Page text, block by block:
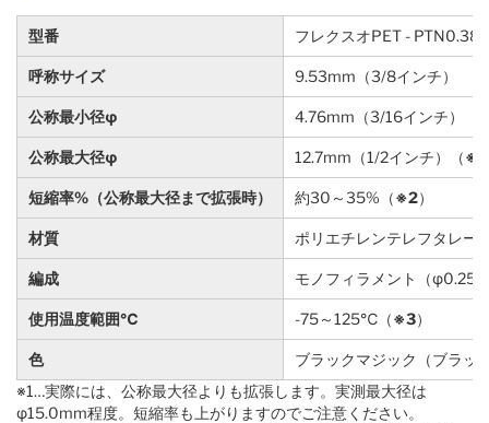
型番 フレクスオPET - PTN0.38
呼称サイズ 9.53mm（3/8インチ）
公称最小径φ 4.76mm（3/16インチ）
公称最大径φ 12.7mm（1/2インチ）（※1
短縮率%（公称最大径まで拡張時） 約30～35%（※2）
材質 ポリエチレンテレフタレー
編成 モノフィラメント（
使用温度範囲℃ -75～125℃（※3）
色
ブラックマジック（ブラッ
※1…実際には、公称最大径よりも拡張します。実測最大径は
φ15.0mm程度。短縮率も上がりますのでご注意ください。